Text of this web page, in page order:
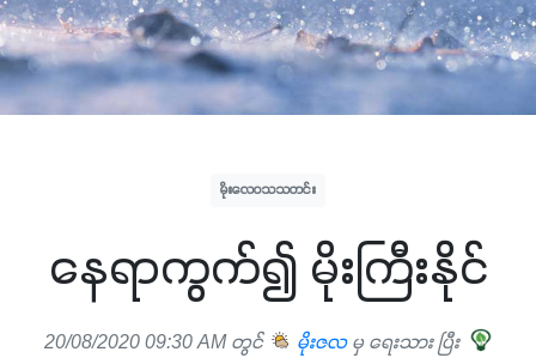
မိုးလေဝသသတင်း
နေရာကွက်၍ မိုးကြီးနိုင်
20/08/2020 09:30 AM တွင် မိုးဇလမှ ရေးသား ပြီး